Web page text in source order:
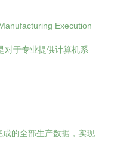
Execution
对于专业提供计算机系
成的全部生产数据，实现